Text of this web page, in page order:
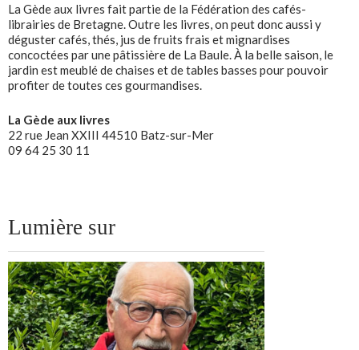
La Gède aux livres fait partie de la Fédération des cafés-
librairies de Bretagne. Outre les livres, on peut donc aussi y
déguster cafés, thés, jus de fruits frais et mignardises
concoctées par une pâtissière de La Baule. À la belle saison, le
jardin est meublé de chaises et de tables basses pour pouvoir
profiter de toutes ces gourmandises.
La Gède aux livres
22 rue Jean XXIII 44510 Batz-sur-Mer
09 64 25 30 11
Lumière sur